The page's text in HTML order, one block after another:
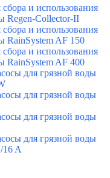
и использования
Regen-Collector-II
и использования
RainSystem AF 150
и использования
RainSystem AF 400
для грязной воды
для грязной воды
для грязной воды
для грязной воды
16 A